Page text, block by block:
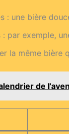
: une bière
par exemple,
la même bière
de